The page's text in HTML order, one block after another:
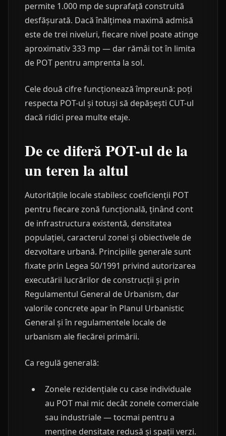
permite 1.000 mp de suprafață construită
desfășurată. Dacă înălțimea maximă admisă
este de trei niveluri, fiecare nivel poate atinge
aproximativ 333 mp — dar rămâi tot în limita
de POT pentru amprenta la sol.
Cele două cifre funcționează împreună: poți
respecta POT-ul și totuși să depășești CUT-ul
dacă ridici prea multe etaje.
De ce diferă POT-ul de la
un teren la altul
Autoritățile locale stabilesc coeficienții POT
pentru fiecare zonă funcțională, ținând cont
de infrastructura existentă, densitatea
populației, caracterul zonei și obiectivele de
dezvoltare urbană. Principiile generale sunt
fixate prin Legea 50/1991 privind autorizarea
executării lucrărilor de construcții și prin
Regulamentul General de Urbanism, dar
valorile concrete apar în Planul Urbanistic
General și în regulamentele locale de
urbanism ale fiecărei primării.
Ca regulă generală:
Zonele rezidențiale cu case individuale
au POT mai mic decât zonele comerciale
sau industriale — tocmai pentru a
menține densitate redusă și spații verzi.